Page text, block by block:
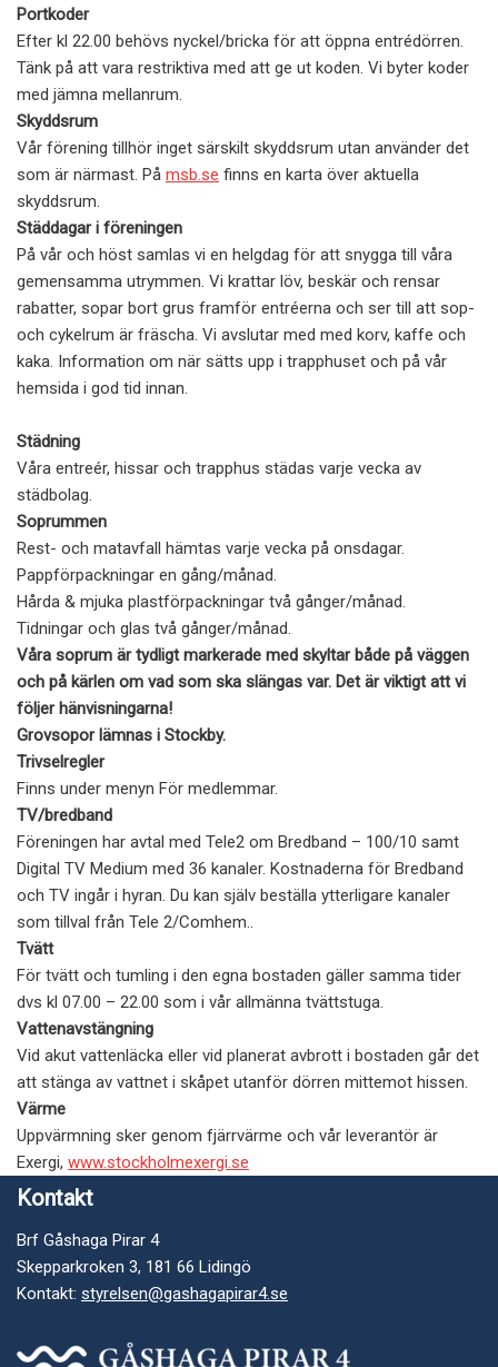
Portkoder
Efter kl 22.00 behövs nyckel/bricka för att öppna entrédörren.
Tänk på att vara restriktiva med att ge ut koden. Vi byter koder
med jämna mellanrum.
Skyddsrum
Vår förening tillhör inget särskilt skyddsrum utan använder det
som är närmast. På msb.se finns en karta över aktuella
skyddsrum.
Städdagar i föreningen
På vår och höst samlas vi en helgdag för att snygga till våra
gemensamma utrymmen. Vi krattar löv, beskär och rensar
rabatter, sopar bort grus framför entréerna och ser till att sop-
och cykelrum är fräscha. Vi avslutar med med korv, kaffe och
kaka. Information om när sätts upp i trapphuset och på vår
hemsida i god tid innan.
Städning
Våra entreér, hissar och trapphus städas varje vecka av
städbolag.
Soprummen
Rest- och matavfall hämtas varje vecka på onsdagar.
Pappförpackningar en gång/månad.
Hårda & mjuka plastförpackningar två gånger/månad.
Tidningar och glas två gånger/månad.
Våra soprum är tydligt markerade med skyltar både på väggen
och på kärlen om vad som ska slängas var. Det är viktigt att vi
följer hänvisningarna!
Grovsopor lämnas i Stockby.
Trivselregler
Finns under menyn För medlemmar.
TV/bredband
Föreningen har avtal med Tele2 om Bredband – 100/10 samt
Digital TV Medium med 36 kanaler. Kostnaderna för Bredband
och TV ingår i hyran. Du kan själv beställa ytterligare kanaler
som tillval från Tele 2/Comhem..
Tvätt
För tvätt och tumling i den egna bostaden gäller samma tider
dvs kl 07.00 – 22.00 som i vår allmänna tvättstuga.
Vattenavstängning
Vid akut vattenläcka eller vid planerat avbrott i bostaden går det
att stänga av vattnet i skåpet utanför dörren mittemot hissen.
Värme
Uppvärmning sker genom fjärrvärme och vår leverantör är
Exergi, www.stockholmexergi.se
Kontakt
Brf Gåshaga Pirar 4
Skepparkroken 3, 181 66 Lidingö
Kontakt: styrelsen@gashagapirar4.se